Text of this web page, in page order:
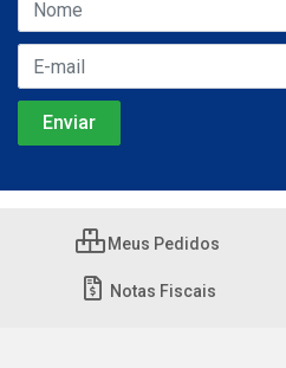
Meus Pedidos
Notas Fiscais